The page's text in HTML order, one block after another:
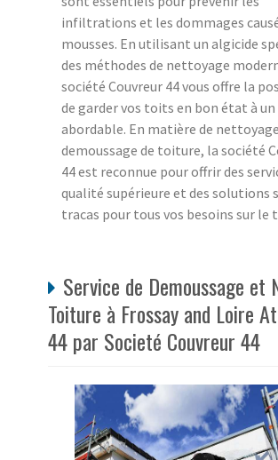
infiltrations et les dommages
mousses. En utilisant un algicide
des méthodes de nettoyage
société Couvreur 44 vous offre la
de garder vos toits en bon état à
abordable. En matière de
demoussage de toiture, la société
44 est reconnue pour offrir des
qualité supérieure et des solutions
tracas pour tous vos besoins sur le
Service de Demoussage et
Toiture à Frossay and Loire
44 par Societé Couvreur 44